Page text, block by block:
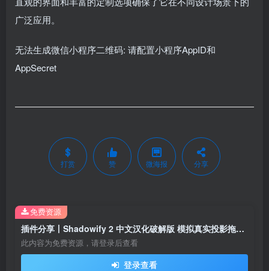
广泛应用。
无法生成微信小程序二维码: 请配置小程序AppID和
AppSecret
打赏 赞 微海报 分享
插件分享丨Shadowify 2 中文汉化破解版 模拟真实投影拖尾阴影工具
此内容为免费资源，请登录后查看
登录查看
免费资源